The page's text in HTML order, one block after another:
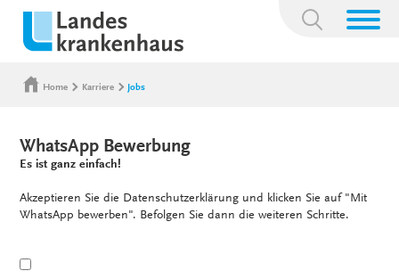
Suchbegriff:
Home Karriere Jobs
WhatsApp Bewerbung
Es ist ganz einfach!
Akzeptieren Sie die Datenschutzerklärung und klicken Sie auf "Mit
WhatsApp bewerben". Befolgen Sie dann die weiteren Schritte.